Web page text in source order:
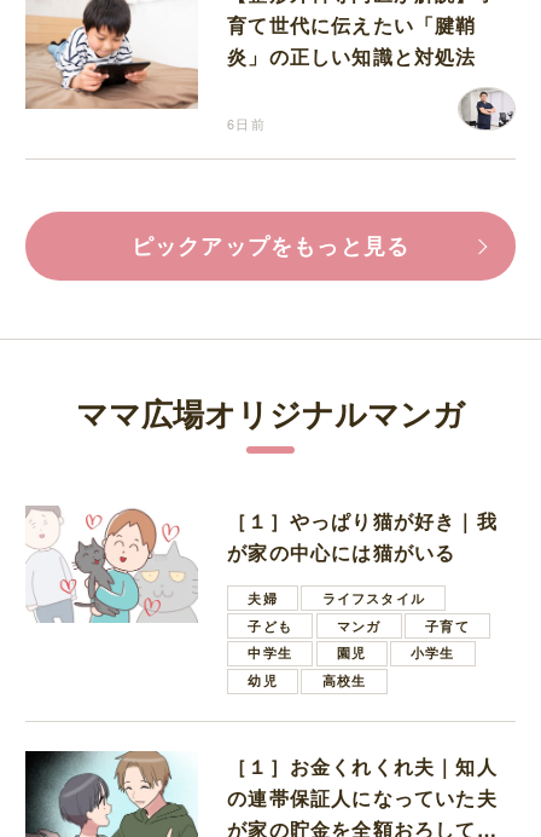
育て世代に伝えたい「腱鞘
炎」の正しい知識と対処法
6日前
ピックアップをもっと見る
ママ広場オリジナルマンガ
［１］やっぱり猫が好き｜我
が家の中心には猫がいる
夫婦
ライフスタイル
子ども
マンガ
子育て
中学生
園児
小学生
幼児
高校生
［１］お金くれくれ夫｜知人
の連帯保証人になっていた夫
が家の貯金を全額おろしてほ